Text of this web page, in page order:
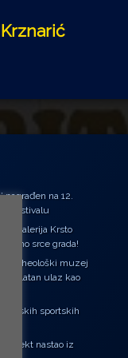
nagrađen na 12.
Festivalu
Galerija Krsto
srce grada!
Arheološki muzej
ulaz kao
sportskih
projekt nastao iz